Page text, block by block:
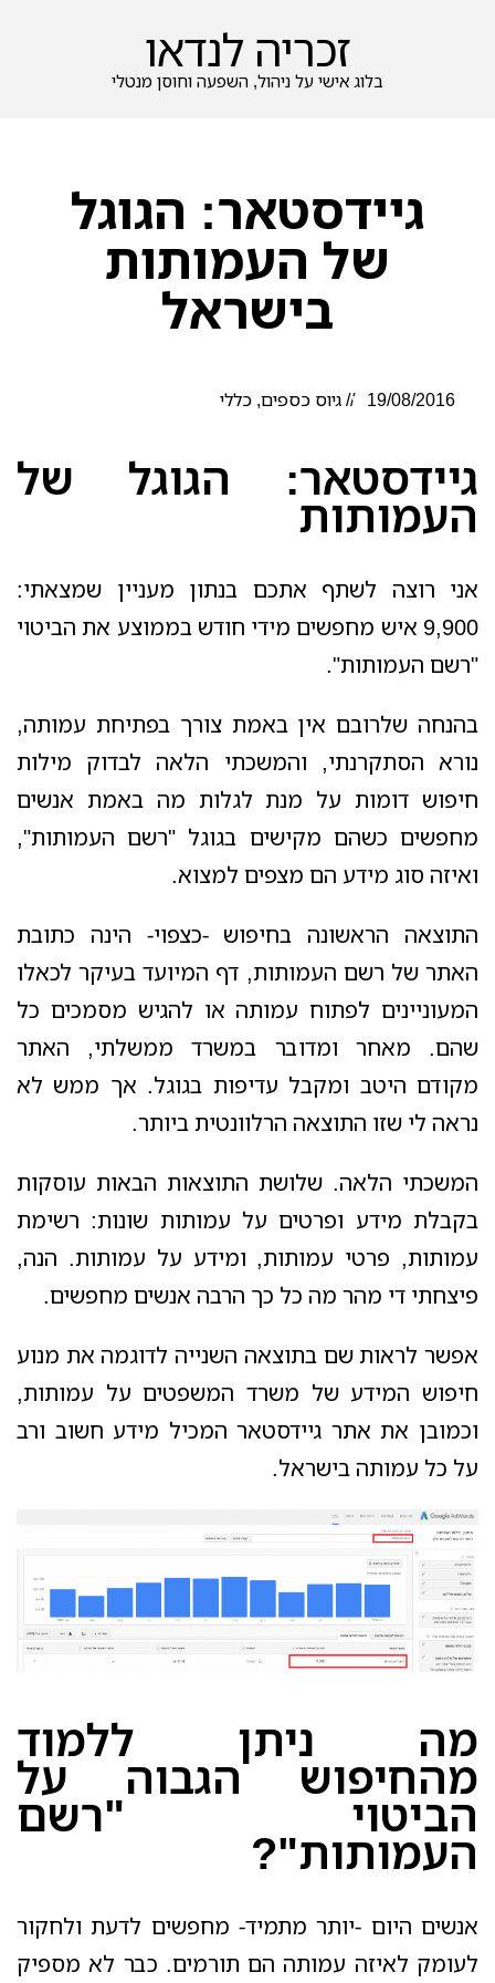
זכריה לנדאו
בלוג אישי על ניהול, השפעה וחוסן מנטלי
גיידסטאר: הגוגל
של העמותות
בישראל
19/08/2016
//גיוס כספים, כללי
גיידסטאר: הגוגל של
העמותות
אני רוצה לשתף אתכם בנתון מעניין שמצאתי:
9,900 איש מחפשים מידי חודש בממוצע את הביטוי
"רשם העמותות".
בהנחה שלרובם אין באמת צורך בפתיחת עמותה,
נורא הסתקרנתי, והמשכתי הלאה לבדוק מילות
חיפוש דומות על מנת לגלות מה באמת אנשים
מחפשים כשהם מקישים בגוגל "רשם העמותות",
ואיזה סוג מידע הם מצפים למצוא.
התוצאה הראשונה בחיפוש -כצפוי- הינה כתובת
האתר של רשם העמותות, דף המיועד בעיקר לכאלו
המעוניינים לפתוח עמותה או להגיש מסמכים כל
שהם. מאחר ומדובר במשרד ממשלתי, האתר
מקודם היטב ומקבל עדיפות בגוגל. אך ממש לא
נראה לי שזו התוצאה הרלוונטית ביותר.
המשכתי הלאה. שלושת התוצאות הבאות עוסקות
בקבלת מידע ופרטים על עמותות שונות: רשימת
עמותות, פרטי עמותות, ומידע על עמותות. הנה,
פיצחתי די מהר מה כל כך הרבה אנשים מחפשים.
אפשר לראות שם בתוצאה השנייה לדוגמה את מנוע
חיפוש המידע של משרד המשפטים על עמותות,
וכמובן את אתר גיידסטאר המכיל מידע חשוב ורב
על כל עמותה בישראל.
מה ניתן ללמוד
מהחיפוש הגבוה על
הביטוי "רשם
העמותות"?
אנשים היום -יותר מתמיד- מחפשים לדעת ולחקור
לעומק לאיזה עמותה הם תורמים. כבר לא מספיק